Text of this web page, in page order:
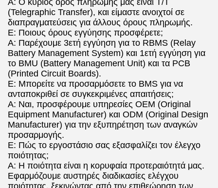
(Telegraphic Transfer), και είμαστε ανοιχτοί σε
διαπραγματεύσεις για άλλους όρους πληρωμής.
Ε: Ποιους όρους εγγύησης προσφέρετε;
Α: Παρέχουμε 3ετή εγγύηση για το RBMS (Relay
Battery Management System) και 1ετή εγγύηση για
το BMU (Battery Management Unit) και τα PCB
(Printed Circuit Boards).
Ε: Μπορείτε να προσαρμόσετε το BMS για να
ανταποκριθεί σε συγκεκριμένες απαιτήσεις;
Α: Ναι, προσφέρουμε υπηρεσίες OEM (Original
Equipment Manufacturer) και ODM (Original Design
Manufacturer) για την εξυπηρέτηση των αναγκών
προσαρμογής.
Ε: Πώς το εργοστάσιο σας εξασφαλίζει τον έλεγχο
ποιότητας;
Α: Η ποιότητα είναι η κορυφαία προτεραιότητά μας.
Εφαρμόζουμε αυστηρές διαδικασίες ελέγχου
ποιότητας, ξεκινώντας από την επιθεώρηση των